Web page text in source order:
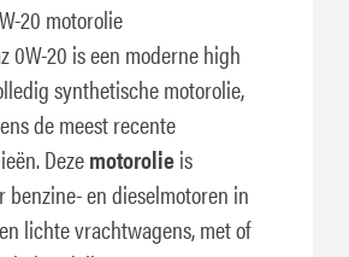
20 motorolie
0W-20 is een moderne high
synthetische motorolie,
de meest recente
Dezemotorolieis
benzine- en dieselmotoren in
lichte vrachtwagens, met of